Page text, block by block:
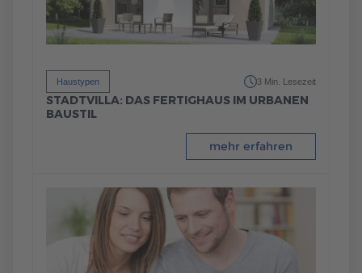
Haustypen 3 Min. Lesezeit
STADTVILLA: DAS FERTIGHAUS IM URBANEN
BAUSTIL
mehr erfahren